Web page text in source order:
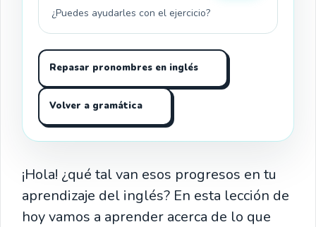
¿Puedes ayudarles con el ejercicio?
Repasar pronombres en inglés
Volver a gramática
¡Hola! ¿qué tal van esos progresos en tu
aprendizaje del inglés? En esta lección de
hoy vamos a aprender acerca de lo que